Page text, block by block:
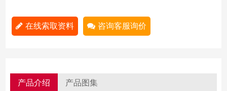
在线索取资料 咨询客服询价
产品介绍 产品图集